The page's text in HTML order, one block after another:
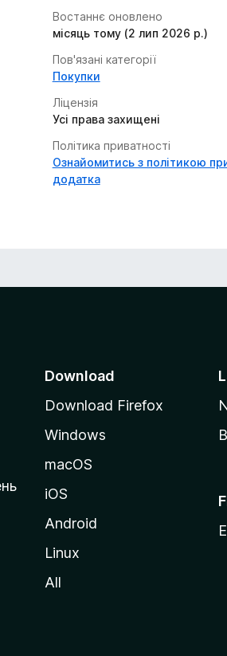
Востаннє оновлено
місяць тому (2 лип 2026 р.)
Пов'язані категорії
Покупки
Ліцензія
Усі права захищені
Політика приватності
Ознайомитись з політикою
додатка
Download
Download Firefox
Windows
macOS
iOS
Android
Linux
All